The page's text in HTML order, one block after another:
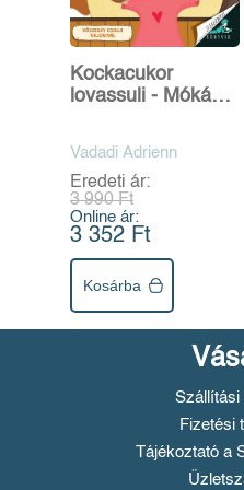
Kockacukor
lovassuli - Mókás,
Vadadi Adrienn
Eredeti ár:
3 990 Ft
Online ár:
3 352 Ft
Kosárba
Szállítási
Fizetési
Tájékoztató a